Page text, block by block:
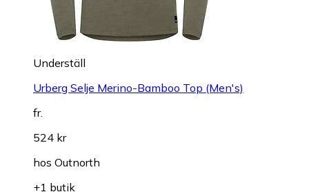
Underställ
Urberg Selje Merino-Bamboo Top (Men's)
fr.
524 kr
hos Outnorth
+1 butik